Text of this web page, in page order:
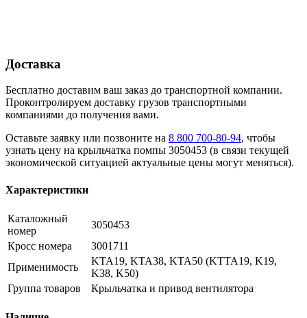
Доставка
Бесплатно доставим ваш заказ до транспортной компании.
Проконтролируем доставку грузов транспортными
компаниями до получения вами.
Оставьте заявку или позвоните на 8 800 700-80-94, чтобы
узнать цену на крыльчатка помпы 3050453 (в связи текущей
экономической ситуацией актуальные цены могут меняться).
Характеристики
Каталожный
номер
3050453
Кросс номера
3001711
Применимость
KTA19, KTA38, KTA50 (KTTA19, K19,
K38, K50)
Группа товаров
Крыльчатка и привод вентилятора